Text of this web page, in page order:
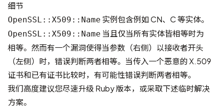
细节
OpenSSL::X509::Name 实例包含例如 CN、C 等实体。
OpenSSL::X509::Name 当且仅当所有实体皆相等时为
相等。然而有一个漏洞使得当参数（右侧）以接收者开头
（左侧）时，错误判断两者相等。当传入一个恶意的 X.509
证书和已有证书比较时，有可能性错误判断两者相等。
我们高度建议您尽速升级 Ruby 版本，或采取下述临时解决
方案。